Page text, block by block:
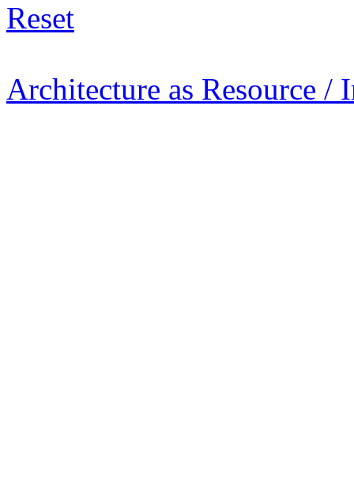
Reset
Architecture as Resource /